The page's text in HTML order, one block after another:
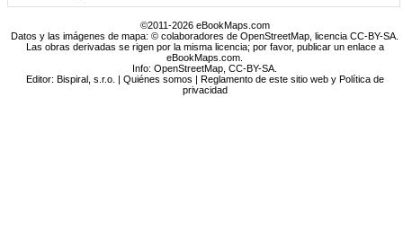
©2011-2026 eBookMaps.com
Datos y las imágenes de mapa: © colaboradores de OpenStreetMap, licencia CC-BY-SA.
Las obras derivadas se rigen por la misma licencia; por favor, publicar un enlace a
eBookMaps.com.
Info:OpenStreetMap ,CC-BY-SA
Editor: Bispiral, s.r.o. | Quiénes somos | Reglamento de este sitio web y Política de
privacidad